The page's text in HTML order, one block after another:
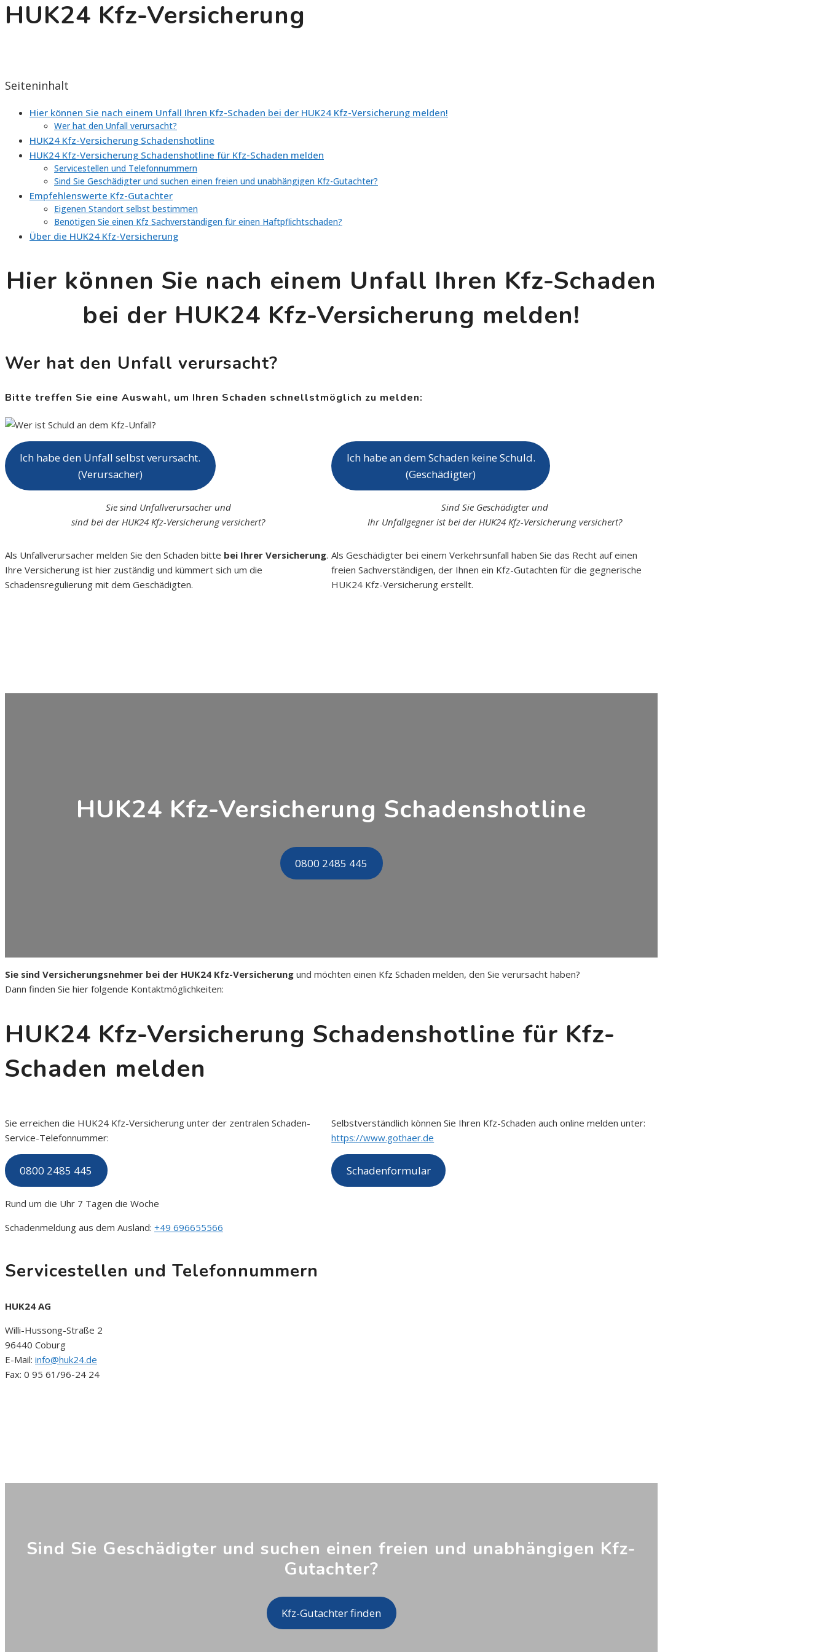
HUK24 Kfz-Versicherung
Seiteninhalt
Hier können Sie nach einem Unfall Ihren Kfz-Schaden bei der HUK24 Kfz-Versicherung melden!
Wer hat den Unfall verursacht?
HUK24 Kfz-Versicherung Schadenshotline
HUK24 Kfz-Versicherung Schadenshotline für Kfz-Schaden melden
Servicestellen und Telefonnummern
Sind Sie Geschädigter und suchen einen freien und unabhängigen Kfz-Gutachter?
Empfehlenswerte Kfz-Gutachter
Eigenen Standort selbst bestimmen
Benötigen Sie einen Kfz Sachverständigen für einen Haftpflichtschaden?
Über die HUK24 Kfz-Versicherung
Hier können Sie nach einem Unfall Ihren Kfz-Schaden
bei der HUK24 Kfz-Versicherung melden!
Wer hat den Unfall verursacht?
Bitte treffen Sie eine Auswahl, um Ihren Schaden schnellstmöglich zu melden:
Ich habe den Unfall selbst verursacht.
(Verursacher)
Sie sind Unfallverursacher und
sind bei der HUK24 Kfz-Versicherung versichert?
Ich habe an dem Schaden keine Schuld.
(Geschädigter)
Sind Sie Geschädigter und
Ihr Unfallgegner ist bei der HUK24 Kfz-Versicherung versichert?
Als Unfallverursacher melden Sie den Schaden bitte bei Ihrer Versicherung.
Ihre Versicherung ist hier zuständig und kümmert sich um die
Schadensregulierung mit dem Geschädigten.
Als Geschädigter bei einem Verkehrsunfall haben Sie das Recht auf einen
freien Sachverständigen, der Ihnen ein Kfz-Gutachten für die gegnerische
HUK24 Kfz-Versicherung erstellt.
HUK24 Kfz-Versicherung Schadenshotline
0800 2485 445
Sie sind Versicherungsnehmer bei der HUK24 Kfz-Versicherung und möchten einen Kfz Schaden melden, den Sie verursacht haben?
Dann finden Sie hier folgende Kontaktmöglichkeiten:
HUK24 Kfz-Versicherung Schadenshotline für Kfz-
Schaden melden
Sie erreichen die HUK24 Kfz-Versicherung unter der zentralen Schaden-
Service-Telefonnummer:
0800 2485 445
Rund um die Uhr 7 Tagen die Woche
Schadenmeldung aus dem Ausland: +49 696655566
Selbstverständlich können Sie Ihren Kfz-Schaden auch online melden unter:
https://www.gothaer.de
Schadenformular
Servicestellen und Telefonnummern
HUK24 AG
Willi-Hussong-Straße 2
96440 Coburg
E-Mail: info@huk24.de
Fax: 0 95 61/96-24 24
Sind Sie Geschädigter und suchen einen freien und unabhängigen Kfz-
Gutachter?
Kfz-Gutachter finden